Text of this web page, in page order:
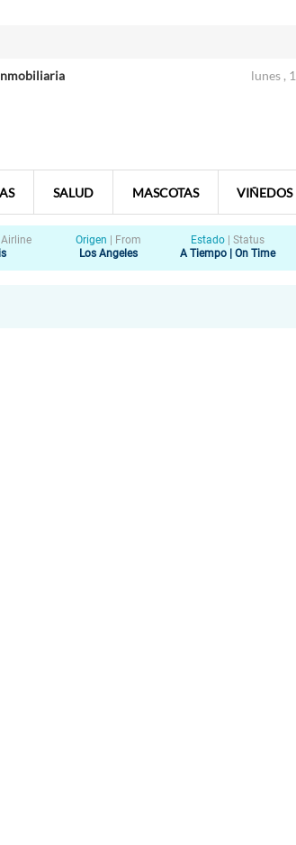
lunes ,
SALUD MASCOTAS VIÑEDOS
Airline
Origen
From
Los Angeles
Estado
Status
A Tiempo | On Time